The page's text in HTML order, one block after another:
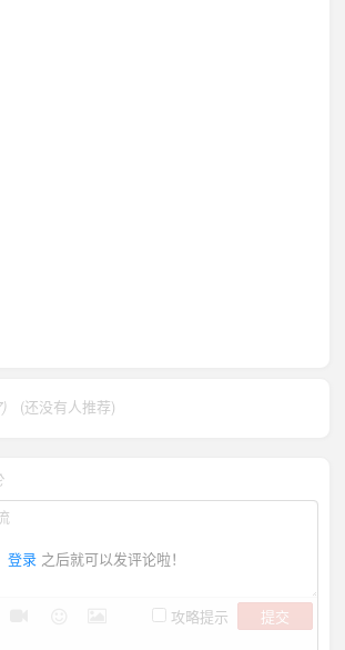
(还没有人推荐)
登录 之后就可以发评论啦！
攻略提示
提交